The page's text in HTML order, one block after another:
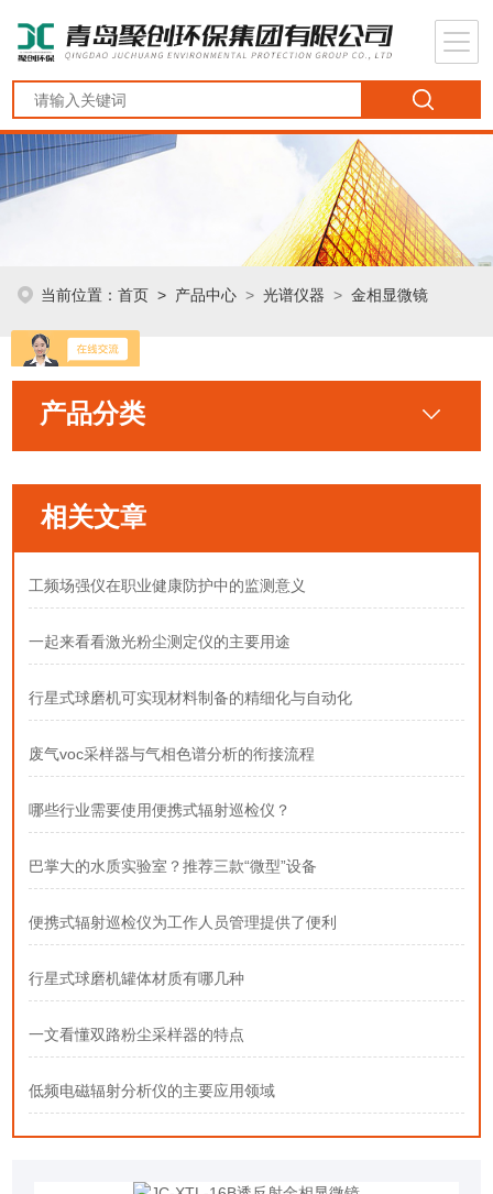
当前位置：首页 > 产品中心 >光谱仪器 >金相显微镜
产品分类
相关文章
工频场强仪在职业健康防护中的监测意义
一起来看看激光粉尘测定仪的主要用途
行星式球磨机可实现材料制备的精细化与自动化
废气voc采样器与气相色谱分析的衔接流程
哪些行业需要使用便携式辐射巡检仪？
巴掌大的水质实验室？推荐三款“微型”设备
便携式辐射巡检仪为工作人员管理提供了便利
行星式球磨机罐体材质有哪几种
一文看懂双路粉尘采样器的特点
低频电磁辐射分析仪的主要应用领域